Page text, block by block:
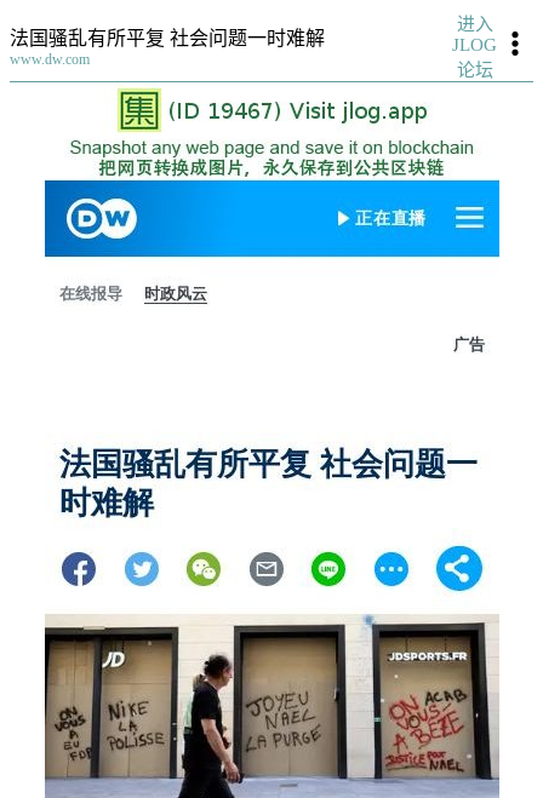
法国骚乱有所平复 社会问题一时难解
www.dw.com
进入
JLOG
论坛